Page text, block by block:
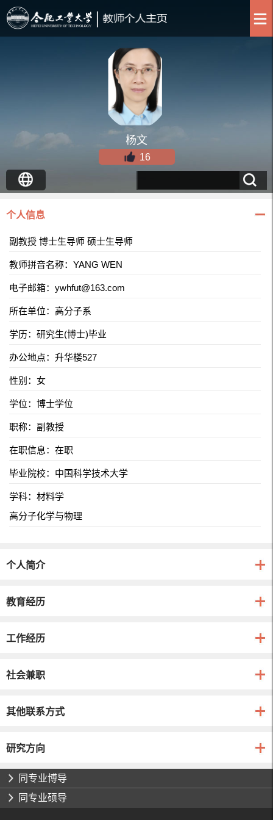
杨文
16
个人信息
副教授 博士生导师 硕士生导师
教师拼音名称：YANG WEN
电子邮箱： ywhfut@163.com
所在单位：高分子系
学历：研究生(博士)毕业
办公地点：升华楼527
性别：女
学位：博士学位
职称：副教授
在职信息：在职
毕业院校：中国科学技术大学
学科：材料学
高分子化学与物理
个人简介
教育经历
工作经历
社会兼职
其他联系方式
研究方向
同专业博导
同专业硕导